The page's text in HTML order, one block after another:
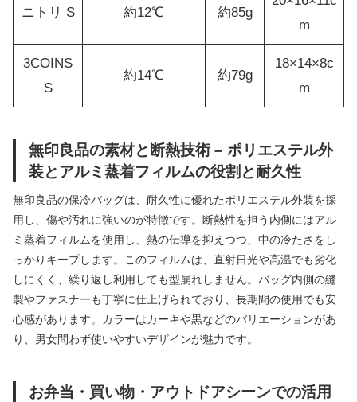
ニトリ S 約12℃ 約85g
m
3COINS
S
約14℃ 約79g
18×14×8c
m
無印良品の素材と断熱技術 – ポリエステル外
装とアルミ蒸着フィルムの役割と耐久性
無印良品の保冷バッグは、耐久性に優れたポリエステル外装を採
用し、傷や汚れに強いのが特徴です。断熱性を担う内側にはアル
ミ蒸着フィルムを使用し、熱の伝導を抑えつつ、中の冷たさをし
っかりキープします。このフィルムは、直射日光や高温でも劣化
しにくく、繰り返し利用しても型崩れしません。バッグ内側の縫
製やファスナーも丁寧に仕上げられており、長期間の使用でも安
心感があります。カラーはカーキや黒などのバリエーションがあ
り、男女問わず使いやすいデザインが魅力です。
お弁当・買い物・アウトドアシーンでの活用